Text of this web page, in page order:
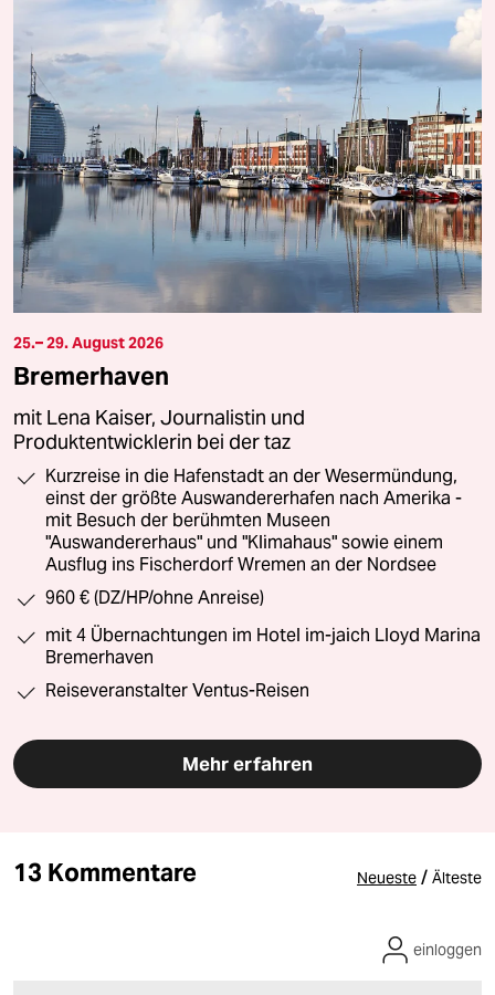
25.– 29. August 2026
Bremerhaven
mit Lena Kaiser, Journalistin und
Produktentwicklerin bei der taz
Kurzreise in die Hafenstadt an der Wesermündung,
einst der größte Auswandererhafen nach Amerika -
mit Besuch der berühmten Museen
"Auswandererhaus" und "Klimahaus" sowie einem
Ausflug ins Fischerdorf Wremen an der Nordsee
960 € (DZ/HP/ohne Anreise)
mit 4 Übernachtungen im Hotel im-jaich Lloyd Marina
Bremerhaven
Reiseveranstalter Ventus-Reisen
Mehr erfahren
13 Kommentare Neueste / Älteste
einloggen